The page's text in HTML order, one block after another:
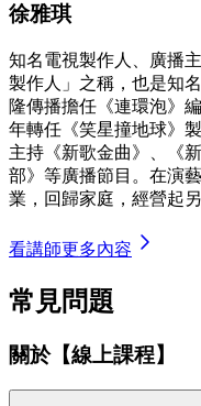
徐雅琪
知名電視製作人、廣播
製作人」之稱，也是知
隆傳播擔任《連環泡》
年轉任《笑星撞地球》
主持《新歌金曲》、《
部》等廣播節目。在演
業，回歸家庭，經營起
看講師更多內容
常見問題
關於【線上課程】